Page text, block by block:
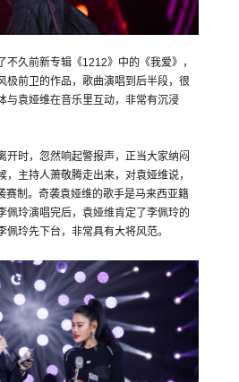
不久前新专辑《1212》中的《我爱》，
极前卫的作品，歌曲演唱到后半段，很
与袁娅维在音乐里互动，非常有沉浸
开时，忽然响起警报声，正当大家纳闷
主持人萧敬腾走出来，对袁娅维说，
赛制。奇袭袁娅维的歌手是马来西亚籍
佩玲演唱完后，袁娅维肯定了李佩玲的
玲先下台，非常具有大将风范。